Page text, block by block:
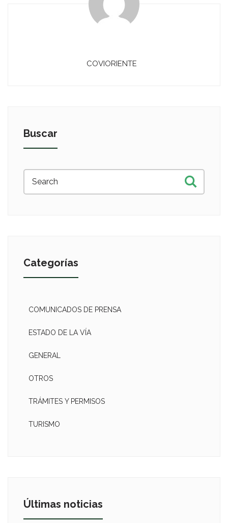
COVIORIENTE
Buscar
Categorías
COMUNICADOS DE PRENSA
ESTADO DE LA VÍA
GENERAL
OTROS
TRÁMITES Y PERMISOS
TURISMO
Últimas noticias